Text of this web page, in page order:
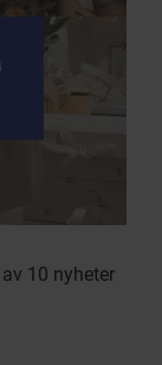
10 nyheter